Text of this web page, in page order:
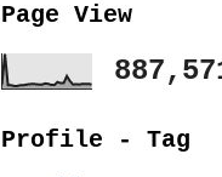
Page View
Profile - Tag